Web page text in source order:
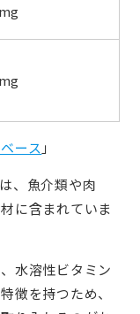
ース 」
、魚介類や肉
に含まれていま
水溶性ビタミン
徴を持つため、